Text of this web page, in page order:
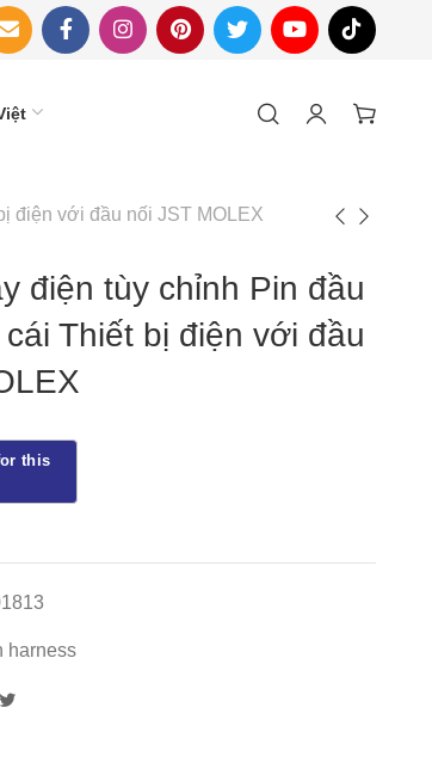
điện với đầu nối JST MOLEX
điện tùy chỉnh Pin đầu
Thiết bị điện với đầu
harness